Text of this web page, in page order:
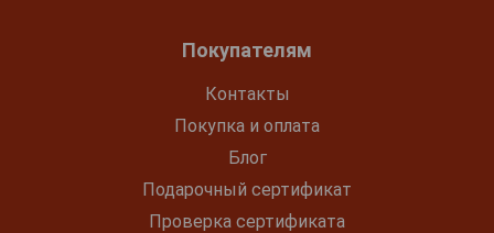
Покупателям
Контакты
Покупка и оплата
Блог
Подарочный сертификат
Проверка сертификата